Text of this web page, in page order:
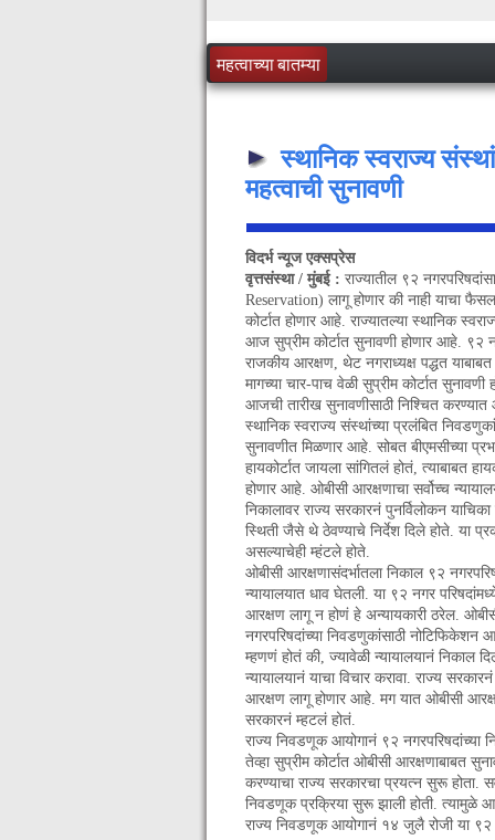
महत्वाच्या बातम्या
स्थानिक स्वराज्य
महत्वाची सुनावणी
विदर्भ न्यूज एक्सप्रेस
वृत्तसंस्था / मुंबई : राज्यातील ९२
Reservation) लागू होणार की नाही याचा
कोर्टात होणार आहे. राज्यातल्या स्थानिक
आज सुप्रीम कोर्टात सुनावणी होणार आहे. ९२
राजकीय आरक्षण, थेट नगराध्यक्ष पद्धत
मागच्या चार-पाच वेळी सुप्रीम कोर्टात
आजची तारीख सुनावणीसाठी निश्चित
स्थानिक स्वराज्य संस्थांच्या प्रलंबित
सुनावणीत मिळणार आहे. सोबत बीएमसीच्या
हायकोर्टात जायला सांगितलं होतं, त्याबाबत
होणार आहे. ओबीसी आरक्षणाचा सर्वोच्च
निकालावर राज्य सरकारनं पुनर्विलोकन
स्थिती जैसे थे ठेवण्याचे निर्देश दिले होते. या
असल्याचेही म्हंटले होते.
ओबीसी आरक्षणासंदर्भातला निकाल ९२
न्यायालयात धाव घेतली. या ९२ नगर
आरक्षण लागू न होणं हे अन्यायकारी ठरेल.
नगरपरिषदांच्या निवडणुकांसाठी
म्हणणं होतं की, ज्यावेळी न्यायालयानं निकाल
न्यायालयानं याचा विचार करावा. राज्य
आरक्षण लागू होणार आहे. मग यात ओबीसी
सरकारनं म्हटलं होतं.
राज्य निवडणूक आयोगानं ९२ नगरपरिषदांच्या
तेव्हा सुप्रीम कोर्टात ओबीसी आरक्षणाबाबत
करण्याचा राज्य सरकारचा प्रयत्न सुरू होता.
निवडणूक प्रक्रिया सुरू झाली होती. त्यामुळे
राज्य निवडणूक आयोगानं १४ जुलै रोजी या ९२